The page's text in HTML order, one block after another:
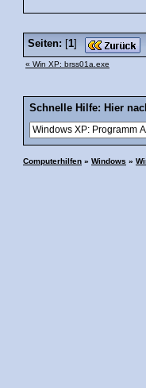
Seiten: [1]
« Win XP: brss01a.exe
Schnelle Hilfe: Hier
Computerhilfen » Windows »